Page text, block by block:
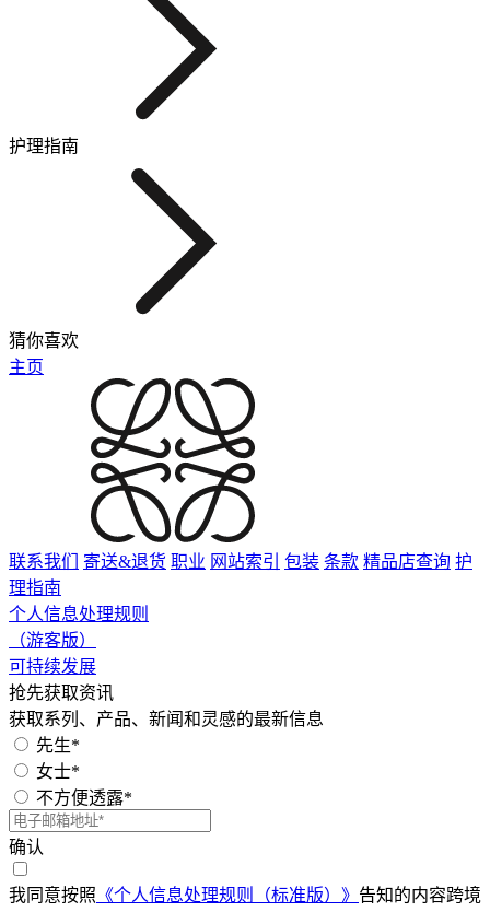
护理指南
猜你喜欢
主页
联系我们 寄送&退货 职业 网站索引 包装 条款 精品店查询 护
理指南
个人信息处理规则
（游客版）
可持续发展
抢先获取资讯
获取系列、产品、新闻和灵感的最新信息
先生*
女士*
不方便透露*
确认
我同意按照 《个人信息处理规则（标准版）》 告知的内容跨境